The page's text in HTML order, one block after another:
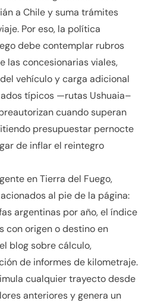
a Chile y suma trámites
Por eso, la política
debe contemplar rubros
las concesionarias viales,
vehículo y carga adicional
típicos —rutas Ushuaia–
cuando superan
presupuestar pernocte
de inflar el reintegro
en Tierra del Fuego,
al pie de la página:
argentinas por año, el índice
con origen o destino en
blog sobre cálculo,
de informes de kilometraje.
cualquier trayecto desde
anteriores y genera un